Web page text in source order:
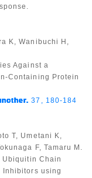
K, Wanibuchi H,
Against a
Containing Protein
37, 180-184
T, Umetani K,
F, Tamaru M.
Ubiquitin Chain
Inhibitors using